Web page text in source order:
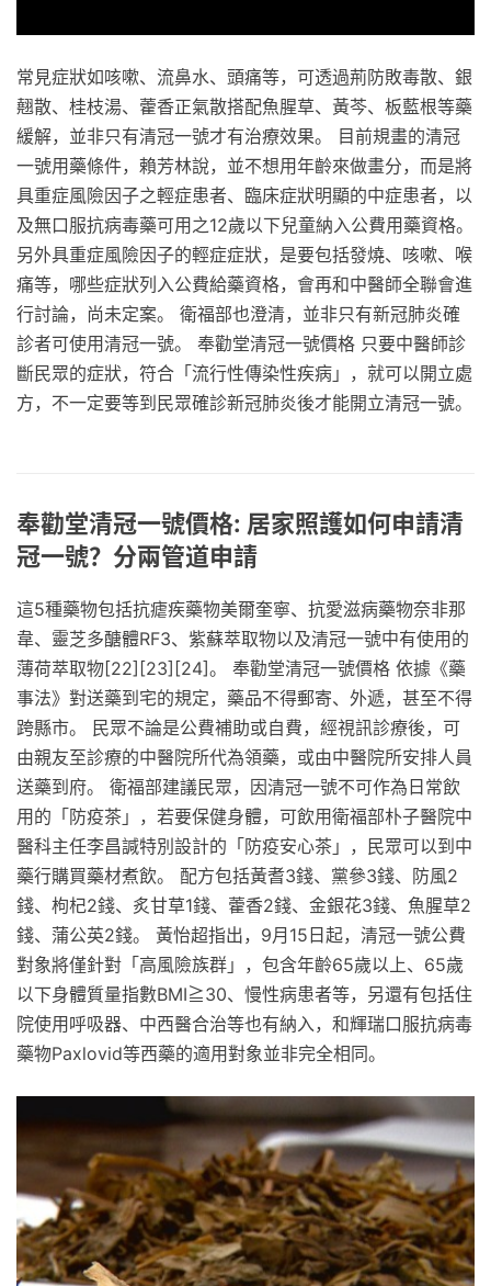
常見症狀如咳嗽、流鼻水、頭痛等，可透過荊防敗毒散、銀
翹散、桂枝湯、藿香正氣散搭配魚腥草、黃芩、板藍根等藥
緩解，並非只有清冠一號才有治療效果。 目前規畫的清冠
一號用藥條件，賴芳林說，並不想用年齡來做畫分，而是將
具重症風險因子之輕症患者、臨床症狀明顯的中症患者，以
及無口服抗病毒藥可用之12歲以下兒童納入公費用藥資格。
另外具重症風險因子的輕症症狀，是要包括發燒、咳嗽、喉
痛等，哪些症狀列入公費給藥資格，會再和中醫師全聯會進
行討論，尚未定案。 衛福部也澄清，並非只有新冠肺炎確
診者可使用清冠一號。 奉勸堂清冠一號價格 只要中醫師診
斷民眾的症狀，符合「流行性傳染性疾病」，就可以開立處
方，不一定要等到民眾確診新冠肺炎後才能開立清冠一號。
奉勸堂清冠一號價格: 居家照護如何申請清
冠一號？分兩管道申請
這5種藥物包括抗瘧疾藥物美爾奎寧、抗愛滋病藥物奈非那
韋、靈芝多醣體RF3、紫蘇萃取物以及清冠一號中有使用的
薄荷萃取物[22][23][24]。 奉勸堂清冠一號價格 依據《藥
事法》對送藥到宅的規定，藥品不得郵寄、外遞，甚至不得
跨縣市。 民眾不論是公費補助或自費，經視訊診療後，可
由親友至診療的中醫院所代為領藥，或由中醫院所安排人員
送藥到府。 衛福部建議民眾，因清冠一號不可作為日常飲
用的「防疫茶」，若要保健身體，可飲用衛福部朴子醫院中
醫科主任李昌諴特別設計的「防疫安心茶」，民眾可以到中
藥行購買藥材煮飲。 配方包括黃耆3錢、黨參3錢、防風2
錢、枸杞2錢、炙甘草1錢、藿香2錢、金銀花3錢、魚腥草2
錢、蒲公英2錢。 黃怡超指出，9月15日起，清冠一號公費
對象將僅針對「高風險族群」，包含年齡65歲以上、65歲
以下身體質量指數BMI≧30、慢性病患者等，另還有包括住
院使用呼吸器、中西醫合治等也有納入，和輝瑞口服抗病毒
藥物Paxlovid等西藥的適用對象並非完全相同。